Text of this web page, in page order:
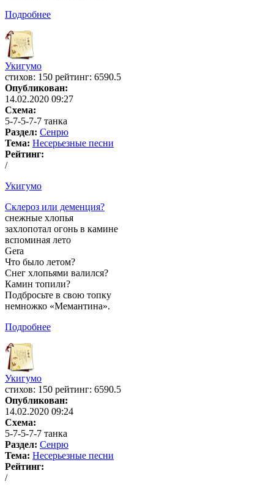
Подробнее
Укигумо
cтихов: 150 рейтинг: 6590.5
Опубликован:
14.02.2020 09:27
Схема:
5-7-5-7-7 танка
Раздел: Сенрю
Тема: Несерьезные песни
Рейтинг:
/
Укигумо
Склероз или деменция?
снежные хлопья
захлопотал огонь в камине
вспоминая лето
Gera
Что было летом?
Снег хлопьями валился?
Камин топили?
Подбросьте в свою топку
немножко «Мемантина».
Подробнее
Укигумо
cтихов: 150 рейтинг: 6590.5
Опубликован:
14.02.2020 09:24
Схема:
5-7-5-7-7 танка
Раздел: Сенрю
Тема: Несерьезные песни
Рейтинг:
/